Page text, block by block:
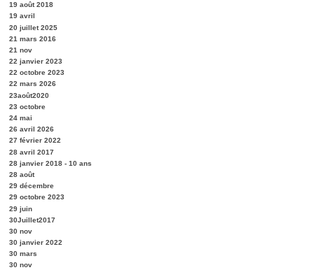
19 août 2018
19 avril
20 juillet 2025
21 mars 2016
21 nov
22 janvier 2023
22 octobre 2023
22 mars 2026
23août2020
23 octobre
24 mai
26 avril 2026
27 février 2022
28 avril 2017
28 janvier 2018 - 10 ans
28 août
29 décembre
29 octobre 2023
29 juin
30Juillet2017
30 nov
30 janvier 2022
30 mars
30 nov